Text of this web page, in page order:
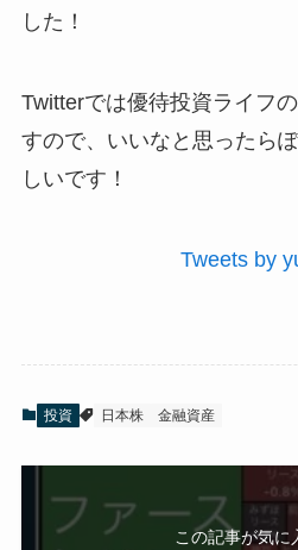
した！
Twitterでは優待投資ライフ
すので、いいなと思ったら
しいです！
Tweets by
投資 日本株 金融資産
この記事が気に